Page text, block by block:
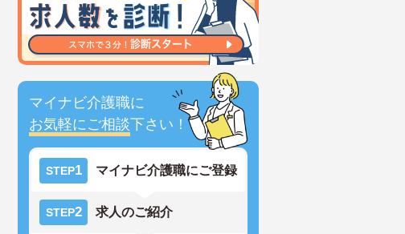
マイナビ介護職に
お気軽にご相談下さい！
STEP1 マイナビ介護職にご登録
STEP2 求人のご紹介